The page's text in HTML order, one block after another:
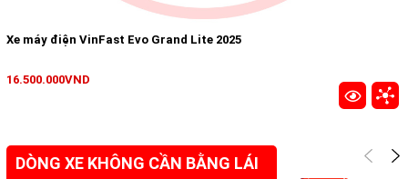
Xe máy điện VinFast Evo Grand Lite 2025
16.500.000VND
DÒNG XE KHÔNG CẦN BẰNG LÁI